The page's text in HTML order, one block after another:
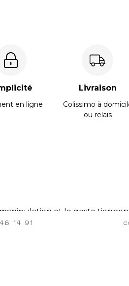
14 91
en ligne
Livraison
Colissimo à
ou relais
et le geste
du jeu. Il entretient une